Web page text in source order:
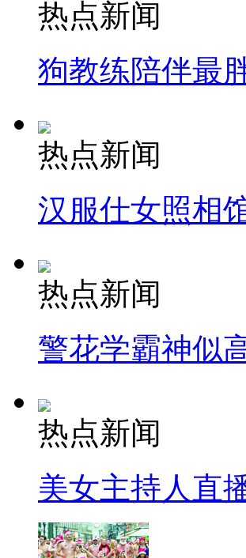
热点新闻
狗教练陪伴最
热点新闻
汉服仕女照相
热点新闻
警花学霸神似
热点新闻
美女主持人直